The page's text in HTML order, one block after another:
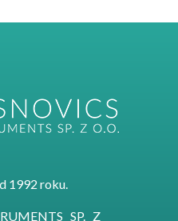
1992 roku.
SP. Z